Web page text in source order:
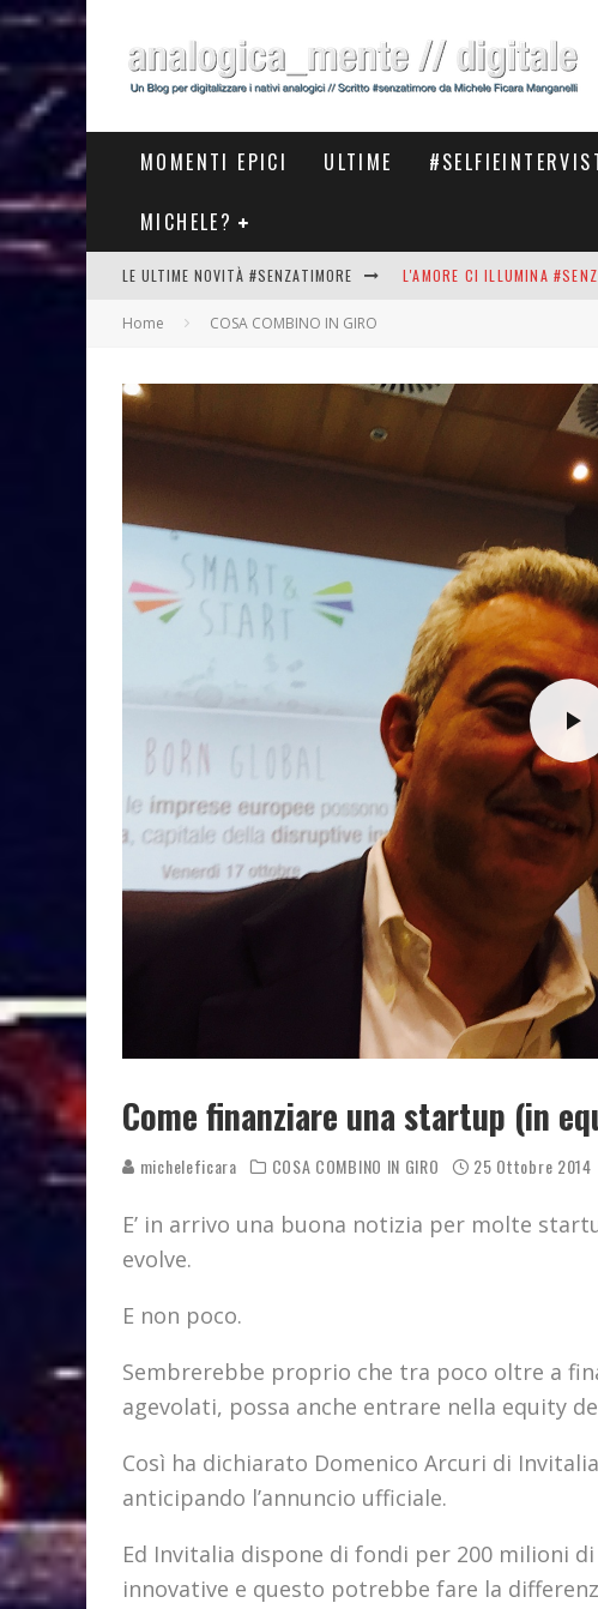
MOMENTI EPICI ULTIME
MICHELE?
LE ULTIME NOVITÀ #SENZATIMORE L'AMORE CI ILLUMINA
#COSEDILAVORO LA
Home COSA COMBINO IN GIRO
Come finanziare una startup (in
micheleficara COSA COMBINO IN GIRO 25 Ottobre 2014
E’ in arrivo una buona notizia per molte
evolve.
E non poco.
Sembrerebbe proprio che tra poco oltre a
agevolati, possa anche entrare nella equity
Così ha dichiarato Domenico Arcuri di
anticipando l’annuncio ufficiale.
Ed Invitalia dispone di fondi per 200 milioni
innovative e questo potrebbe fare la